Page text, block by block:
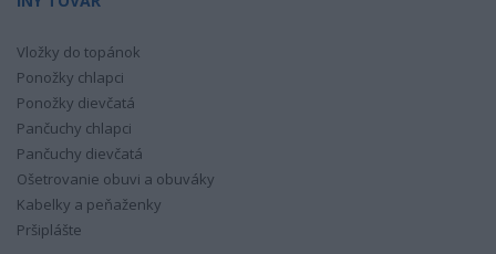
Vložky do topánok
Ponožky chlapci
Ponožky dievčatá
Pančuchy chlapci
Pančuchy dievčatá
Ošetrovanie obuvi a obuváky
Kabelky a peňaženky
Pršiplášte